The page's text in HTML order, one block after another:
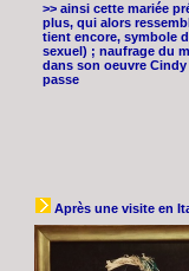
>> ainsi cette mariée
plus, qui alors
tient encore, symbole
sexuel) ; naufrage du
dans son oeuvre
passe
Après une visite en